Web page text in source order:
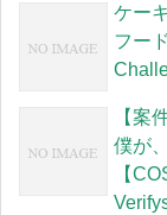
ケー
フー
【案
僕が
【